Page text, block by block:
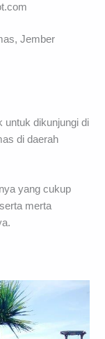
Jember
untuk dikunjungi di
di daerah
yang cukup
merta